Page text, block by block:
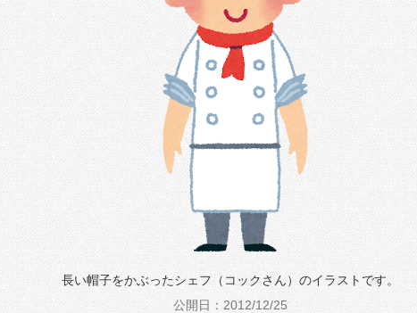
長い帽子をかぶったシェフ（コックさん）のイラストです。
公開日：2012/12/25